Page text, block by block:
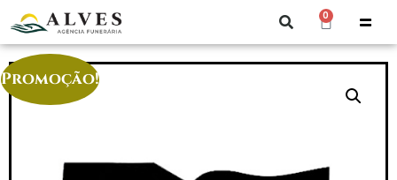
0
Promoção!